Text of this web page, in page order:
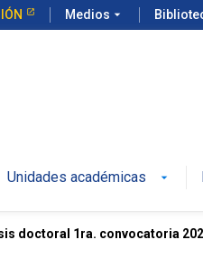
Medios arrow_drop_down
Unidades académicas
doctoral 1ra. convocatoria